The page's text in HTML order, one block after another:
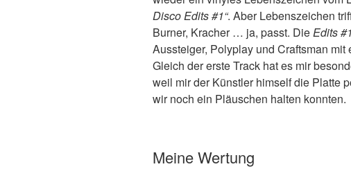
Disco Edits #1“. Aber Lebenszeichen
Burner, Kracher … ja, passt. DieEdits #1
Aussteiger, Polyplay und Craftsman
Gleich der erste Track hat es mir
weil mir der Künstler himself die Platte
wir noch ein Pläuschen halten konnten.
Meine Wertung